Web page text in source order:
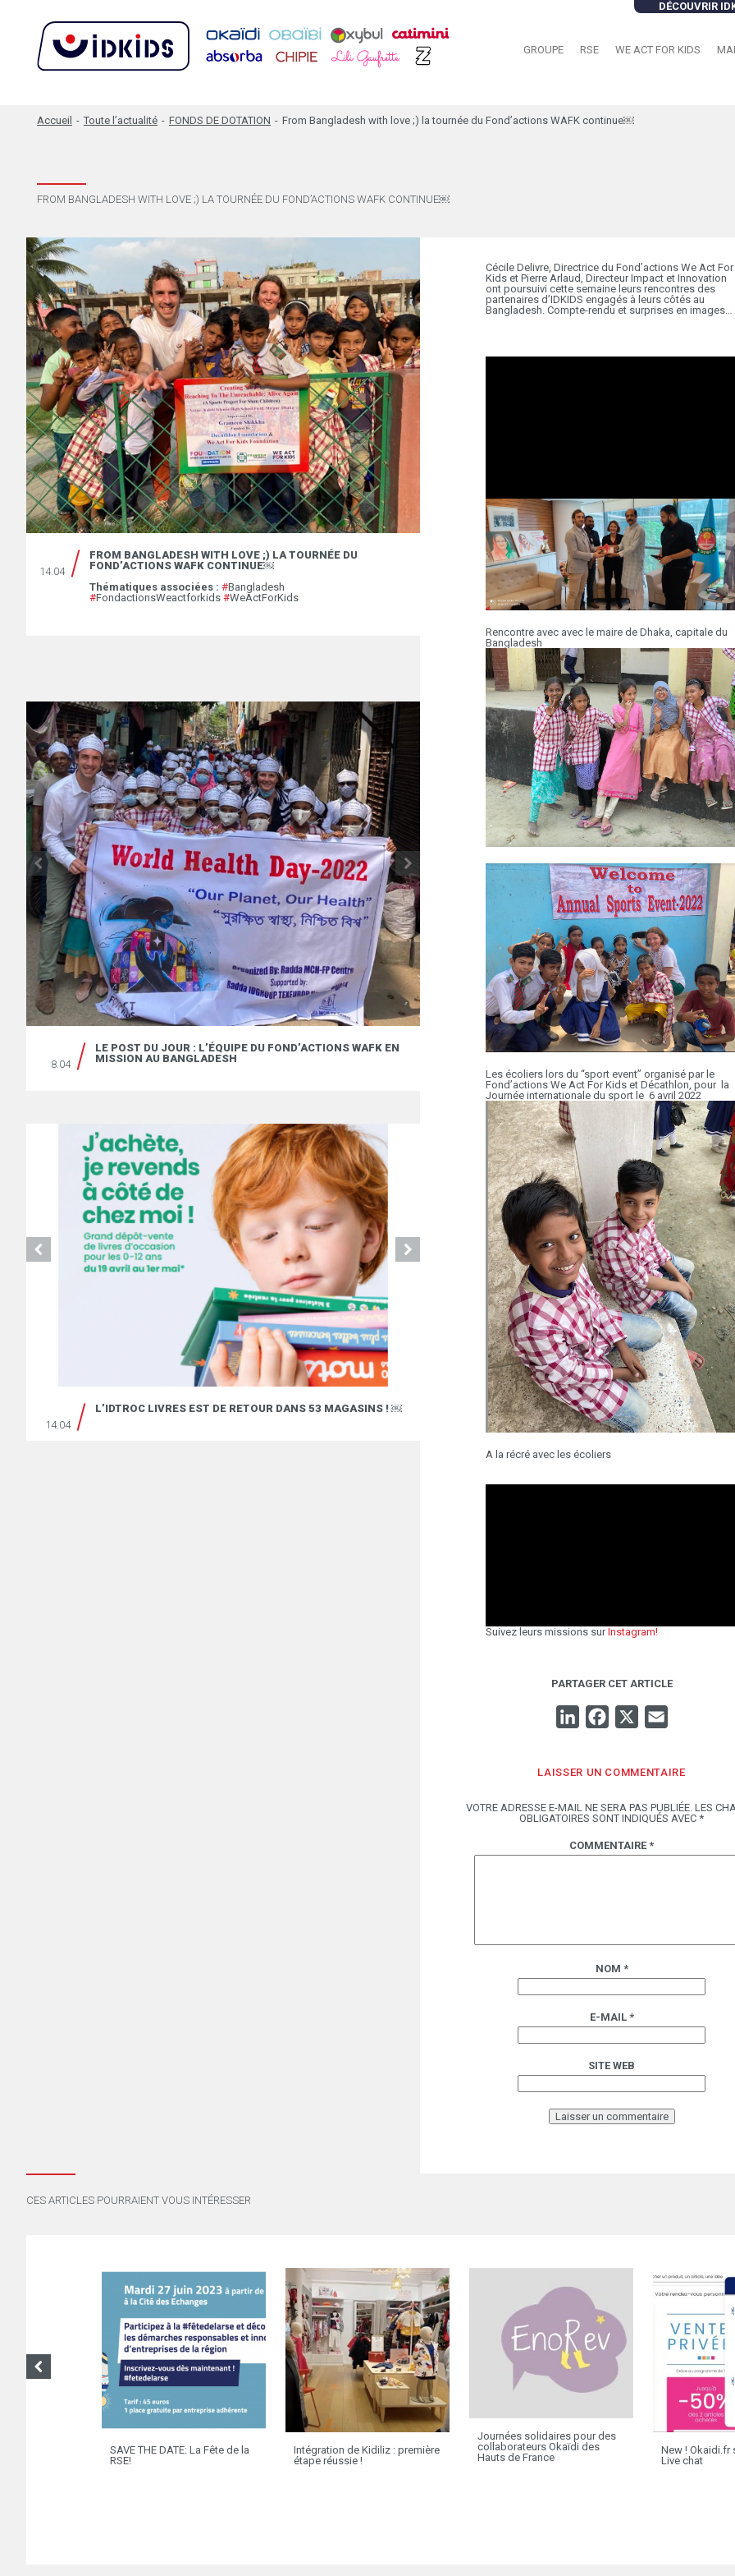
DÉCOUVRIR
GROUPE RSE WE ACT FOR KIDS
Accueil - Toute l’actualité - FONDS DE DOTATION - From Bangladesh with love ;) la tournée du Fond’actions WAFK continue￼
FROM BANGLADESH WITH LOVE ;) LA TOURNÉE DU FOND’ACTIONS WAFK CONTINUE￼
14.04
FROM BANGLADESH WITH LOVE ;) LA TOURNÉE DU
FOND’ACTIONS WAFK CONTINUE￼
Thématiques associées : #Bangladesh
#FondactionsWeactforkids #WeActForKids
8.04
LE POST DU JOUR : L’ÉQUIPE DU FOND’ACTIONS WAFK EN
MISSION AU BANGLADESH
LE POST DU JOUR : L’ÉQUIPE DU
14.04
L’IDTROC LIVRES EST DE RETOUR DANS 53 MAGASINS ! ￼
L’IDTROC LIVRES EST DE RETOUR DANS 53
Cécile Delivre, Directrice du Fond’actions We Act For
Kids et Pierre Arlaud, Directeur Impact et Innovation
ont poursuivi cette semaine leurs rencontres des
partenaires d’IDKIDS engagés à leurs côtés au
Bangladesh. Compte-rendu et surprises en images…
Rencontre avec avec le maire de Dhaka, capitale du
Bangladesh
Les écoliers lors du “sport event” organisé par le
Fond’actions We Act For Kids et Décathlon, pour la
Journée internationale du sport le 6 avril 2022
A la récré avec les écoliers
Suivez leurs missions surInstagram!
PARTAGER CET ARTICLE
LINKEDINFACEBOOK
LAISSER UN COMMENTAIRE
VOTRE ADRESSE E-MAIL NE SERA PAS PUBLIÉE. LES
OBLIGATOIRES SONT INDIQUÉS AVEC *
COMMENTAIRE *
NOM *
E-MAIL *
SITE WEB
CES ARTICLES POURRAIENT VOUS INTÉRESSER
SAVE THE DATE: La Fête de la
RSE!
Intégration de Kidiliz : première
étape réussie !
Journées solidaires pour des
collaborateurs Okaïdi des
Hauts de France
New ! Okaidi.fr
Live chat